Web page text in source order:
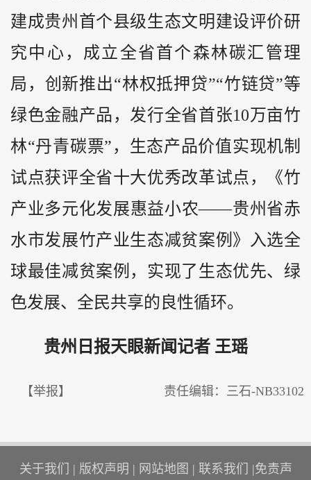
建成贵州首个县级生态文明建设评价研
究中心，成立全省首个森林碳汇管理
局，创新推出“林权抵押贷”“竹链贷”等
绿色金融产品，发行全省首张10万亩竹
林“丹青碳票”，生态产品价值实现机制
试点获评全省十大优秀改革试点，《竹
产业多元化发展惠益小农——贵州省赤
水市发展竹产业生态减贫案例》入选全
球最佳减贫案例，实现了生态优先、绿
色发展、全民共享的良性循环。
贵州日报天眼新闻记者 王瑶
【举报】 责任编辑：三石-NB33102
关于我们 | 版权声明 | 网站地图 | 联系我们 |免责声